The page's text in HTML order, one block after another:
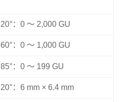
20°：0 〜 2,000 GU
60°：0 〜 1,000 GU
85°：0 〜 199 GU
20°：6 mm × 6.4 mm